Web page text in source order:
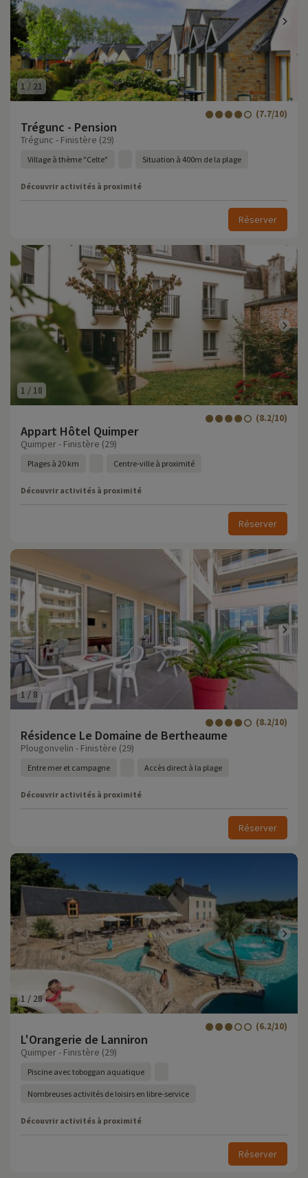
1 / 21
Trégunc - Pension
(7.7/10)
Trégunc - Finistère (29)
Village à thème "Celte" Situation à 400m de la plage
Découvrir activités à proximité
Réserver
1 / 18
Appart Hôtel Quimper
(8.2/10)
Quimper - Finistère (29)
Plages à 20 km Centre-ville à proximité
Découvrir activités à proximité
Réserver
1 / 8
Résidence Le Domaine de Bertheaume
(8.2/10)
Plougonvelin - Finistère (29)
Entre mer et campagne Accès direct à la plage
Découvrir activités à proximité
Réserver
1 / 28
L'Orangerie de Lanniron
(6.2/10)
Quimper - Finistère (29)
Piscine avec toboggan aquatique
Nombreuses activités de loisirs en libre-service
Découvrir activités à proximité
Réserver